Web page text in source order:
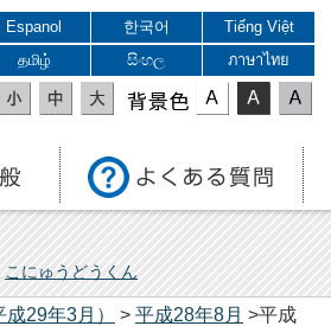
Espanol 한국어
Tiếng Việt
தமிழ் සිංහල ภาษาไทย
表示色
こにゅうどうくん
29年3月） > 平成28年8月 >平成